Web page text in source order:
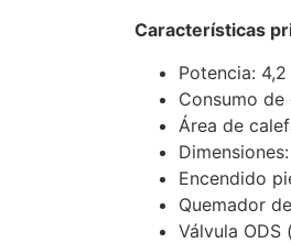
Características
Potencia:
Consumo de
Área de
Encendido
Quemador
Válvula